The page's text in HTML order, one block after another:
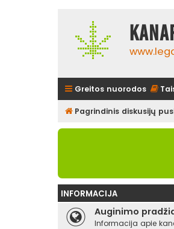
Greitos nuorodos
Pagrindinis diskusijų
INFORMACIJA
Auginimo
Informacija apie